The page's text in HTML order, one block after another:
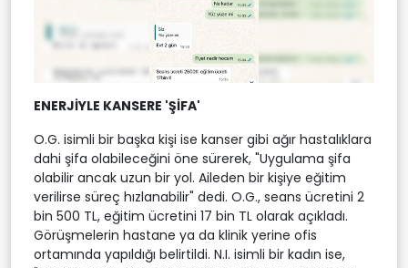
ENERJİYLE KANSERE 'ŞİFA'
O.G. isimli bir başka kişi ise kanser gibi ağır hastalıklara
dahi şifa olabileceğini öne sürerek, "Uygulama şifa
olabilir ancak uzun bir yol. Aileden bir kişiye eğitim
verilirse süreç hızlanabilir" dedi. O.G., seans ücretini 2
bin 500 TL, eğitim ücretini 17 bin TL olarak açıkladı.
Görüşmelerin hastane ya da klinik yerine ofis
ortamında yapıldığı belirtildi. N.I. isimli bir kadın ise,